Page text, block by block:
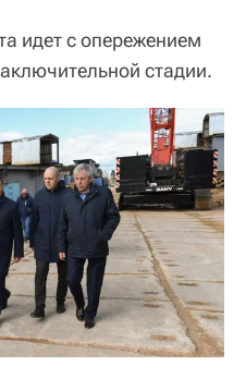
идет с опережением
стадии.